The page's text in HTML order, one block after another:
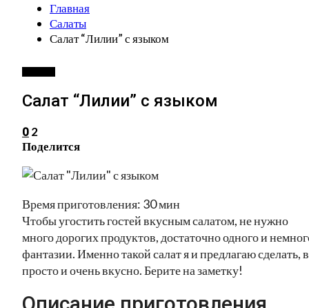
Главная
Салаты
Салат “Лилии” с языком
Салат “Лилии” с языком
0 2
Поделится
Время приготовления: 30 мин
Чтобы угостить гостей вкусным салатом, не нужно
много дорогих продуктов, достаточно одного и
фантазии. Именно такой салат я и предлагаю сделать,
просто и очень вкусно. Берите на заметку!